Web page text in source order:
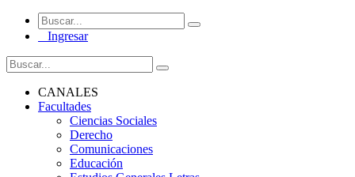
Ingresar
CANALES
Facultades
Ciencias Sociales
Derecho
Comunicaciones
Educación